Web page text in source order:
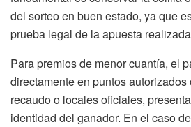
del sorteo en buen estado, ya que
prueba legal de la apuesta
Para premios de menor cuantía, el
directamente en puntos autorizados
recaudo o locales oficiales,
identidad del ganador. En el caso